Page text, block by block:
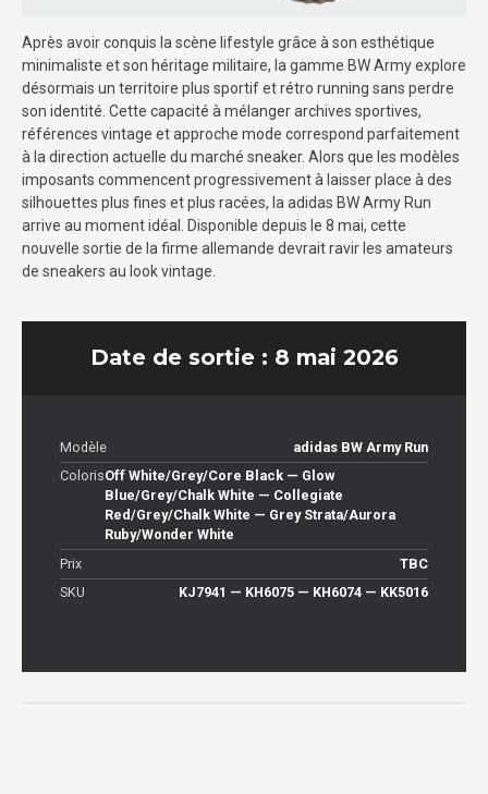
Après avoir conquis la scène lifestyle grâce à son esthétique
minimaliste et son héritage militaire, la gamme BW Army explore
désormais un territoire plus sportif et rétro running sans perdre
son identité. Cette capacité à mélanger archives sportives,
références vintage et approche mode correspond parfaitement
à la direction actuelle du marché sneaker. Alors que les modèles
imposants commencent progressivement à laisser place à des
silhouettes plus fines et plus racées, la adidas BW Army Run
arrive au moment idéal. Disponible depuis le 8 mai, cette
nouvelle sortie de la firme allemande devrait ravir les amateurs
de sneakers au look vintage.
Date de sortie : 8 mai 2026
Modèle
adidas BW Army Run
ColorisOff White/Grey/Core Black — Glow
Blue/Grey/Chalk White — Collegiate
Red/Grey/Chalk White — Grey Strata/Aurora
Ruby/Wonder White
Prix
TBC
SKU
KJ7941 — KH6075 — KH6074 — KK5016